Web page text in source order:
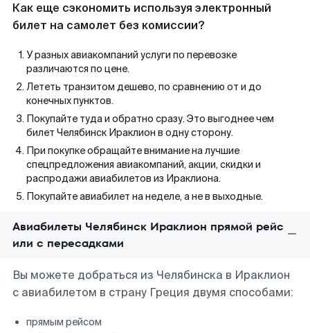
Как еще сэкономить используя электронный
билет на самолет без комиссии?
У разных авиакомпаний услуги по перевозке
различаются по цене.
Лететь транзитом дешево, по сравнению от и до
конечных пунктов.
Покупайте туда и обратно сразу. Это выгоднее чем
билет Челябинск Ираклион в одну сторону.
При покупке обращайте внимание на лучшие
спецпредложения авиакомпаний, акции, скидки и
распродажи авиабилетов из Ираклиона.
Покупайте авиабилет на неделе, а не в выходные.
Авиабилеты Челябинск Ираклион прямой рейс
или с пересадками
Вы можете добраться из Челябинска в Ираклион
с авиабилетом в страну Греция двумя способами:
прямым рейсом